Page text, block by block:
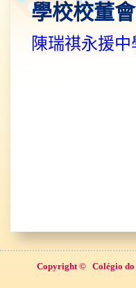
學校校董
陳瑞祺永援
Copyright © Colégio